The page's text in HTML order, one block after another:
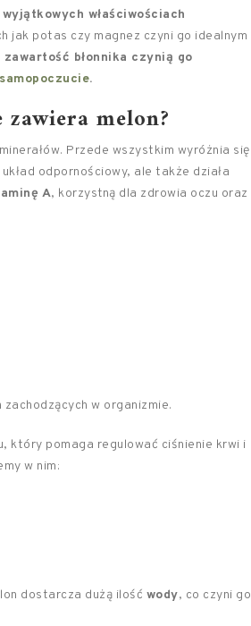
właściwościach
jak potas czy magnez czyni go idealnym
błonnika czynią go
.
melon?
Przede wszystkim wyróżnia się
odpornościowy, ale także działa
A, korzystną dla zdrowia oczu oraz
w organizmie.
który pomaga regulować ciśnienie krwi i
w nim:
dostarcza dużą ilość wody, co czyni go